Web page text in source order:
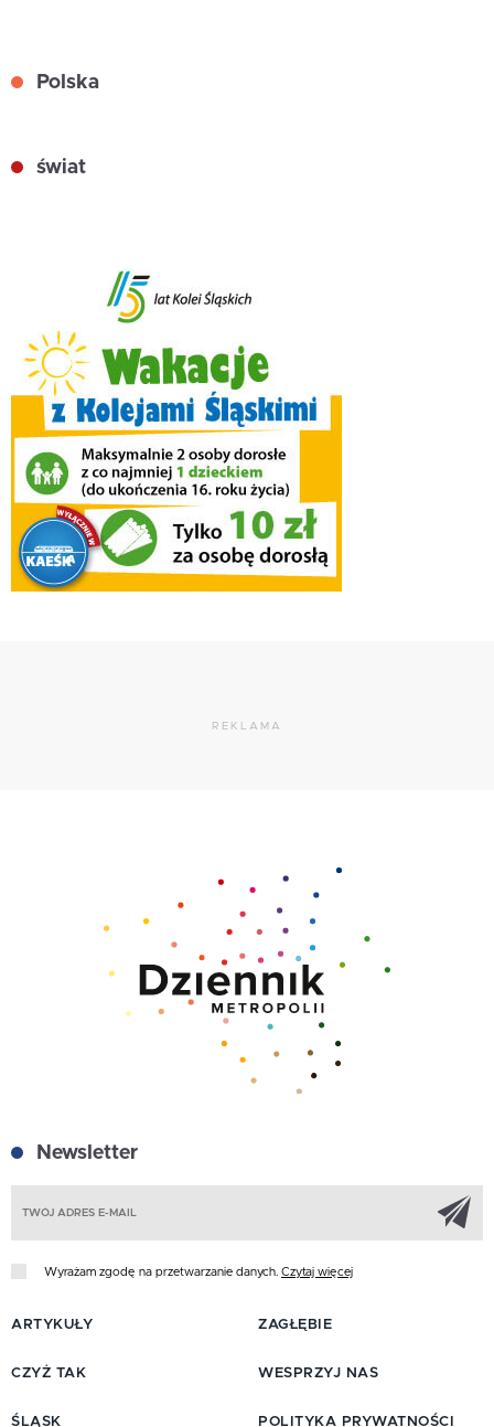
Polska
świat
REKLAMA
Newsletter
Wyrażam zgodę na przetwarzanie danych. Czytaj więcej
ARTYKUŁY
CZYŻ TAK
ŚLĄSK
ZAGŁĘBIE
WESPRZYJ NAS
POLITYKA PRYWATNOŚCI